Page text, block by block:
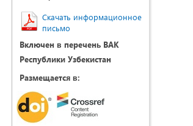
Скачать информационное
письмо
Включен в перечень ВАК
Республики Узбекистан
Размещается в: